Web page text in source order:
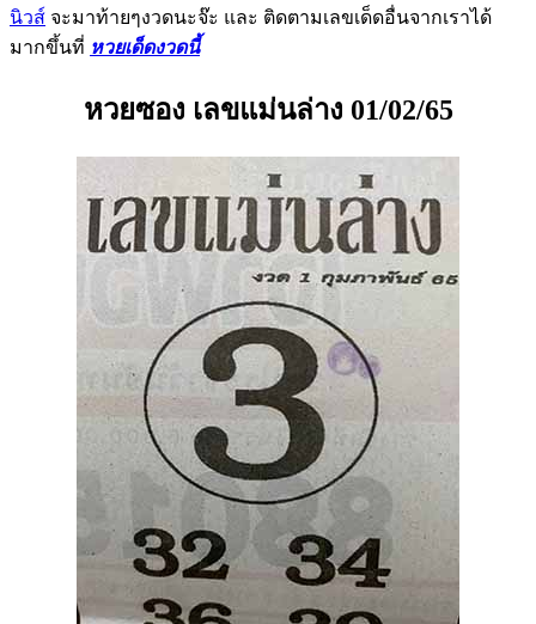
นิวส์ จะมาท้ายๆงวดนะจ๊ะ และ ติดตามเลขเด็ดอื่นจากเราได้
มากขึ้นที่ หวยเด็ดงวดนี้
หวยซอง เลขแม่นล่าง 01/02/65